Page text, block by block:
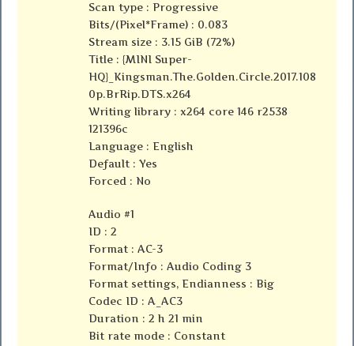
Scan type : Progressive
Bits/(Pixel*Frame) : 0.083
Stream size : 3.15 GiB (72%)
Title : {MINI Super-
HQ}_Kingsman.The.Golden.Circle.2017.108
0p.BrRip.DTS.x264
Writing library : x264 core 146 r2538
121396c
Language : English
Default : Yes
Forced : No
Audio #1
ID : 2
Format : AC-3
Format/Info : Audio Coding 3
Format settings, Endianness : Big
Codec ID : A_AC3
Duration : 2 h 21 min
Bit rate mode : Constant